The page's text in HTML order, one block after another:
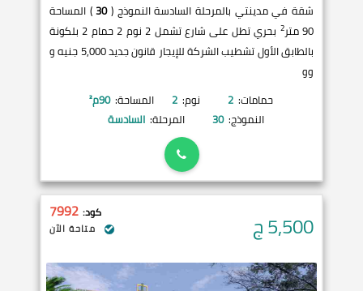
شقة في مدينتي بالمرحلة السادسة النموذج (30) المساحة
90 متر
2
بحري تطل على شارع تشمل 2 نوم 2 حمام 2 بلكونة
بالطابق الأول تشطيب الشركة للإيجار قانون جديد 5,000 جنيه و
وو
حمامات: 2 نوم: 2 المساحة: 90م²
النموذج: 30 المرحلة: السادسة
5,500ج كود: 7992
متاحة الآن